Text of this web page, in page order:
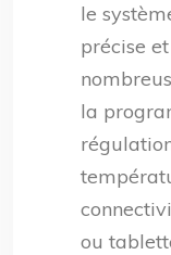
le
précise
la
ou